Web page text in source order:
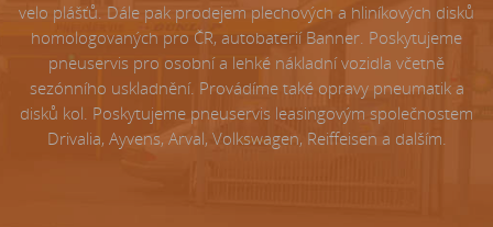
velo plášťů. Dále pak prodejem plechových a hliníkových disků
homologovaných pro ČR, autobaterií Banner. Poskytujeme
pneuservis pro osobní a lehké nákladní vozidla včetně
sezónního uskladnění. Provádíme také opravy pneumatik a
disků kol. Poskytujeme pneuservis leasingovým společnostem
Drivalia, Ayvens, Arval, Volkswagen, Reiffeisen a dalším.